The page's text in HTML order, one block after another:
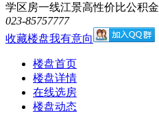
学区房一线江景高性价比公积金
023-85757777
收藏楼盘我有意向
楼盘首页
楼盘详情
在线选房
楼盘动态